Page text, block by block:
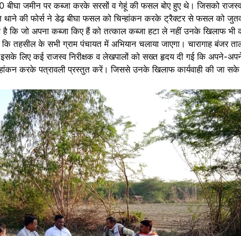
बीघा जमीन पर कब्जा करके सरसों व गेहूं की फसल बोए हुए थे। जिसको
थाने की फोर्स ने डेढ़ बीघा फसल को चिन्हांकन करके ट्रैक्टर से फसल को
कि जो अपना कब्जा किए हैं को तत्काल कब्जा हटा ले नहीं उनके खिलाफ भी
कि तहसील के सभी ग्राम पंचायत में अभियान चलाया जाएगा। चारागाह बंजर
इसके लिए कई राजस्व निरीक्षक व लेखपालों को सख्त हृदय दी गई कि अपने-
करके पत्रावली प्रस्तुत करें। जिससे उनके खिलाफ कार्यवाही की जा